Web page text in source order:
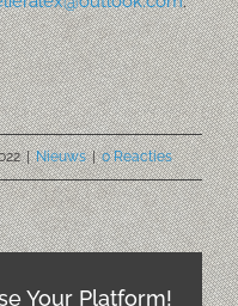
| Nieuws | 0 Reacties
Your Platform!